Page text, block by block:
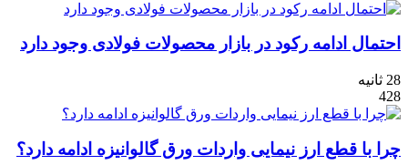
احتمال ادامه رکود در بازار محصولات فولادی وجود دارد
28 ثانیه
428
چرا با قطع ارز نیمایی واردات ورق گالوانیزه ادامه دارد؟